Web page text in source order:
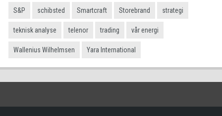
S&P schibsted Smartcraft Storebrand strategi
teknisk analyse telenor trading vår energi
Wallenius Wilhelmsen Yara International